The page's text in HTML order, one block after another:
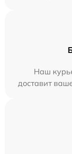
Наш
доставит